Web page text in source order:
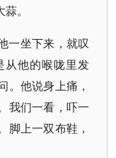
。
一坐下来，就叹
从他的喉咙里发
。他说身上痛，
我们一看，吓一
脚上一双布鞋，